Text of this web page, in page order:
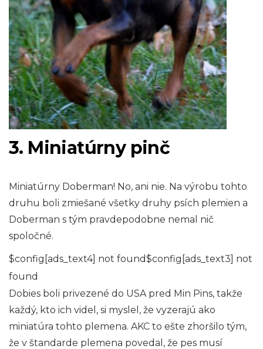
3. Miniatúrny pinč
Miniatúrny Doberman! No, ani nie. Na výrobu tohto
druhu boli zmiešané všetky druhy psích plemien a
Doberman s tým pravdepodobne nemal nič
spoločné.
$config[ads_text4] not found$config[ads_text3] not
found
Dobies boli privezené do USA pred Min Pins, takže
každý, kto ich videl, si myslel, že vyzerajú ako
miniatúra tohto plemena. AKC to ešte zhoršilo tým,
že v štandarde plemena povedal, že pes musí